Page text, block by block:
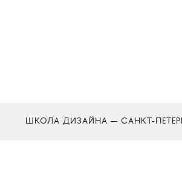
ШКОЛА ДИЗАЙНА — САНКТ-